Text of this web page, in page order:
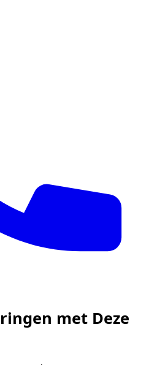
met Deze